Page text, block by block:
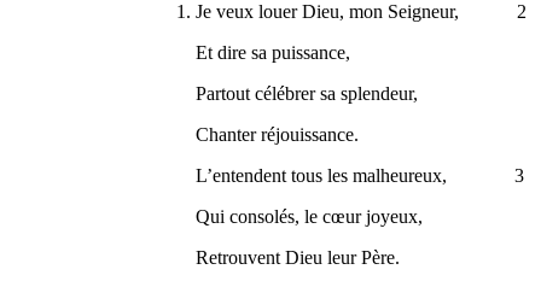
1. Je veux louer Dieu, mon Seigneur, 2
Et dire sa puissance,
Partout célébrer sa splendeur,
Chanter réjouissance.
L’entendent tous les malheureux, 3
Qui consolés, le cœur joyeux,
Retrouvent Dieu leur Père.